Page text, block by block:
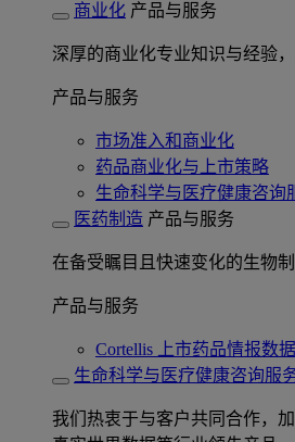
商业化 产品与服务
深厚的商业化专业知识与经验
产品与服务
市场准入和商业化
药品商业化与上市策略
生命科学与医疗健康咨询
医药制造 产品与服务
在备受瞩目且快速变化的生物
产品与服务
Cortellis 上市药品情报数
生命科学与医疗健康咨询服
我们热衷于与客户共同合作，